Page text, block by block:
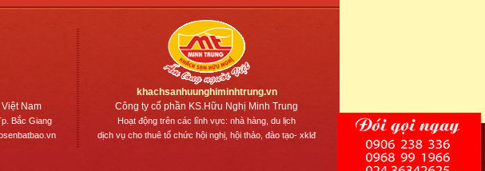
Nam
Bắc Giang
khachsanhuunghiminhtrung.vn
Công ty cổ phần KS.Hữu Nghị Minh Trung
Hoạt động trên các lĩnh vực: nhà hàng, du lịch
dịch vụ cho thuê tổ chức hội nghị, hội thảo, đào tạo- xklđ